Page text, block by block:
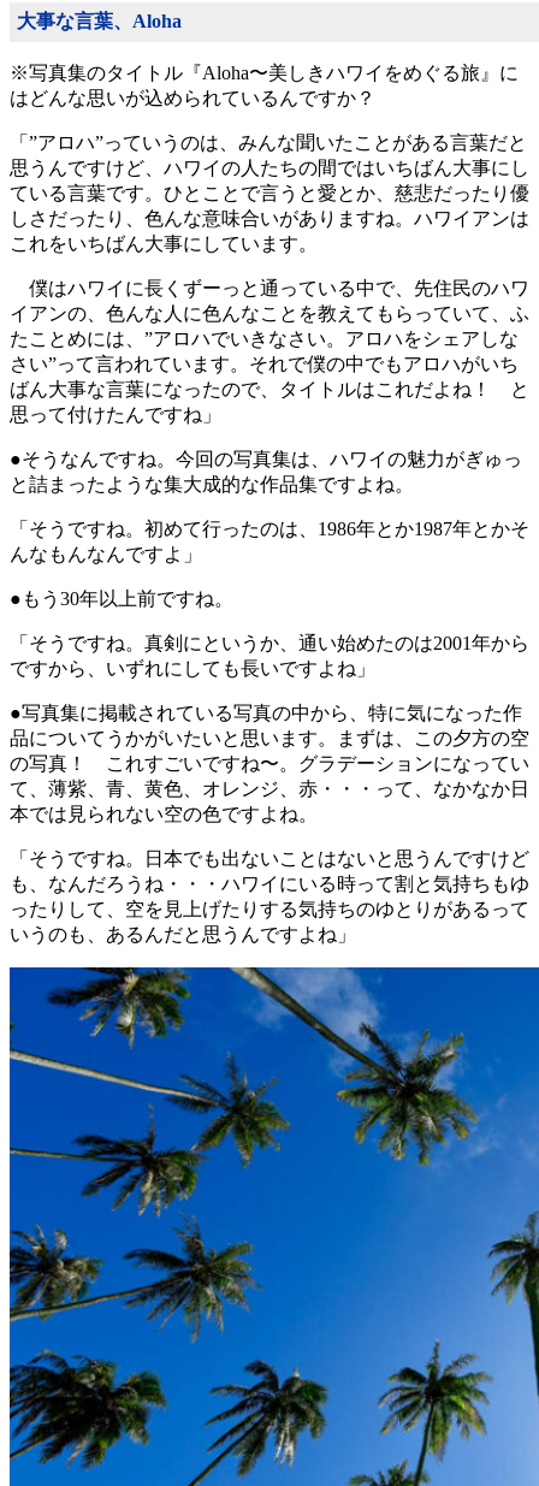
大事な言葉、Aloha
※写真集のタイトル『Aloha〜美しきハワイをめぐる旅』に
はどんな思いが込められているんですか？
「”アロハ”っていうのは、みんな聞いたことがある言葉だと
思うんですけど、ハワイの人たちの間ではいちばん大事にし
ている言葉です。ひとことで言うと愛とか、慈悲だったり優
しさだったり、色んな意味合いがありますね。ハワイアンは
これをいちばん大事にしています。
僕はハワイに長くずーっと通っている中で、先住民のハワ
イアンの、色んな人に色んなことを教えてもらっていて、ふ
たことめには、”アロハでいきなさい。アロハをシェアしな
さい”って言われています。それで僕の中でもアロハがいち
ばん大事な言葉になったので、タイトルはこれだよね！ と
思って付けたんですね」
●そうなんですね。今回の写真集は、ハワイの魅力がぎゅっ
と詰まったような集大成的な作品集ですよね。
「そうですね。初めて行ったのは、1986年とか1987年とかそ
んなもんなんですよ」
●もう30年以上前ですね。
「そうですね。真剣にというか、通い始めたのは2001年から
ですから、いずれにしても長いですよね」
●写真集に掲載されている写真の中から、特に気になった作
品についてうかがいたいと思います。まずは、この夕方の空
の写真！ これすごいですね〜。グラデーションになってい
て、薄紫、青、黄色、オレンジ、赤・・・って、なかなか日
本では見られない空の色ですよね。
「そうですね。日本でも出ないことはないと思うんですけど
も、なんだろうね・・・ハワイにいる時って割と気持ちもゆ
ったりして、空を見上げたりする気持ちのゆとりがあるって
いうのも、あるんだと思うんですよね」